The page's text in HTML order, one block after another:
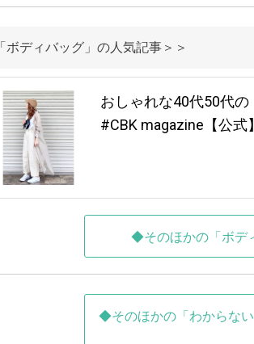
「ボディバッグ」の人気記事＞＞
おしゃれな40代50代
#CBK magazine【公式
◆そのほかの「ボデ
◆そのほかの「わからな